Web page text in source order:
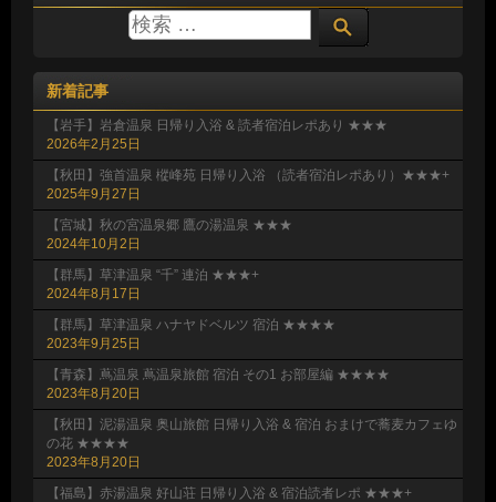
新着記事
【岩手】岩倉温泉 日帰り入浴 & 読者宿泊レポあり ★★★
2026年2月25日
【秋田】強首温泉 樅峰苑 日帰り入浴 （読者宿泊レポあり）★★★+
2025年9月27日
【宮城】秋の宮温泉郷 鷹の湯温泉 ★★★
2024年10月2日
【群馬】草津温泉 “千” 連泊 ★★★+
2024年8月17日
【群馬】草津温泉 ハナヤドベルツ 宿泊 ★★★★
2023年9月25日
【青森】蔦温泉 蔦温泉旅館 宿泊 その1 お部屋編 ★★★★
2023年8月20日
【秋田】泥湯温泉 奥山旅館 日帰り入浴 & 宿泊 おまけで蕎麦カフェゆ
の花 ★★★★
2023年8月20日
【福島】赤湯温泉 好山荘 日帰り入浴 & 宿泊読者レポ ★★★+